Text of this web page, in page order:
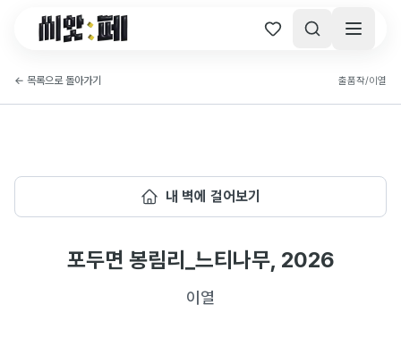
씨앗페 온라인 홈
← 목록으로 돌아가기 출품작/이열
내 벽에 걸어보기
포두면 봉림리_느티나무, 2026
이열